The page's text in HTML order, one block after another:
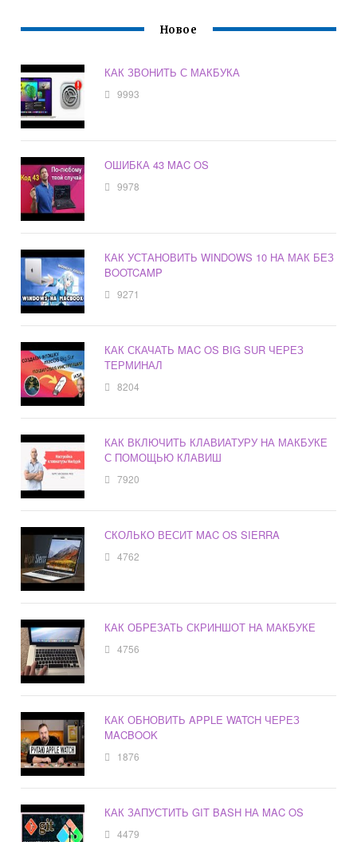
Новое
КАК ЗВОНИТЬ С МАКБУКА
9993
ОШИБКА 43 MAC OS
9978
КАК УСТАНОВИТЬ WINDOWS 10 НА МАК БЕЗ
BOOTCAMP
9271
КАК СКАЧАТЬ MAC OS BIG SUR ЧЕРЕЗ
ТЕРМИНАЛ
8204
КАК ВКЛЮЧИТЬ КЛАВИАТУРУ НА МАКБУКЕ
С ПОМОЩЬЮ КЛАВИШ
7920
СКОЛЬКО ВЕСИТ MAC OS SIERRA
4762
КАК ОБРЕЗАТЬ СКРИНШОТ НА МАКБУКЕ
4756
КАК ОБНОВИТЬ APPLE WATCH ЧЕРЕЗ
MACBOOK
1876
КАК ЗАПУСТИТЬ GIT BASH НА MAC OS
4479